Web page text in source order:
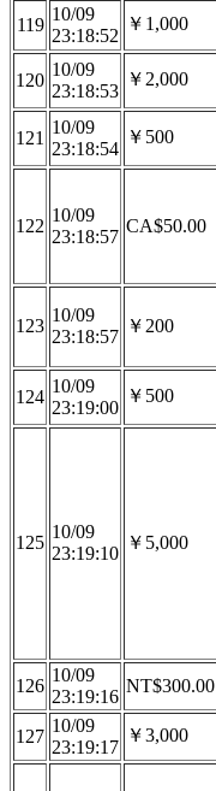
119
10/09
23:18:52
￥1,000
120
10/09
23:18:53
￥2,000
121
10/09
23:18:54
￥500
122
10/09
23:18:57
CA$50.00
123
10/09
23:18:57
￥200
124
10/09
23:19:00
￥500
125
10/09
23:19:10
￥5,000
126
10/09
23:19:16
NT$300.00
127
10/09
23:19:17
￥3,000